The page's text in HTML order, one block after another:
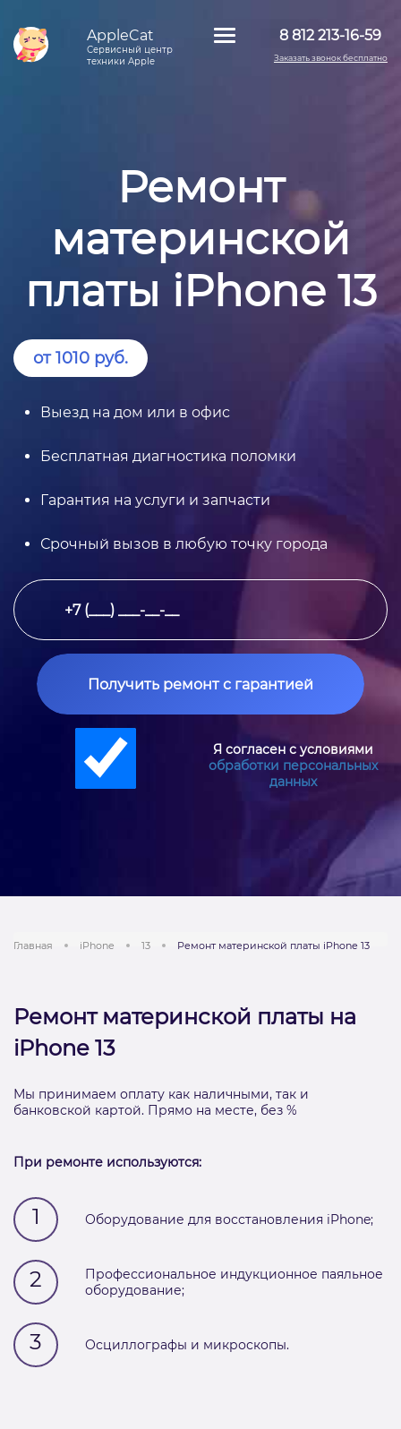
AppleCat
Сервисный центр
техники Apple
8 812 213-16-59
Заказать звонок бесплатно
Ремонт
материнской
платы iPhone 13
от 1010 руб.
Выезд на дом или в офис
Бесплатная диагностика поломки
Гарантия на услуги и запчасти
Срочный вызов в любую точку города
Получить ремонт с гарантией
Я согласен с условиями
обработки персональных
данных
Главная iPhone 13 Ремонт материнской платы iPhone 13
Ремонт материнской платы на
iPhone 13
Мы принимаем оплату как наличными, так и
банковской картой. Прямо на месте, без %
При ремонте используются:
1 Оборудование для восстановления iPhone;
2
Профессиональное индукционное паяльное
оборудование;
3 Осциллографы и микроскопы.